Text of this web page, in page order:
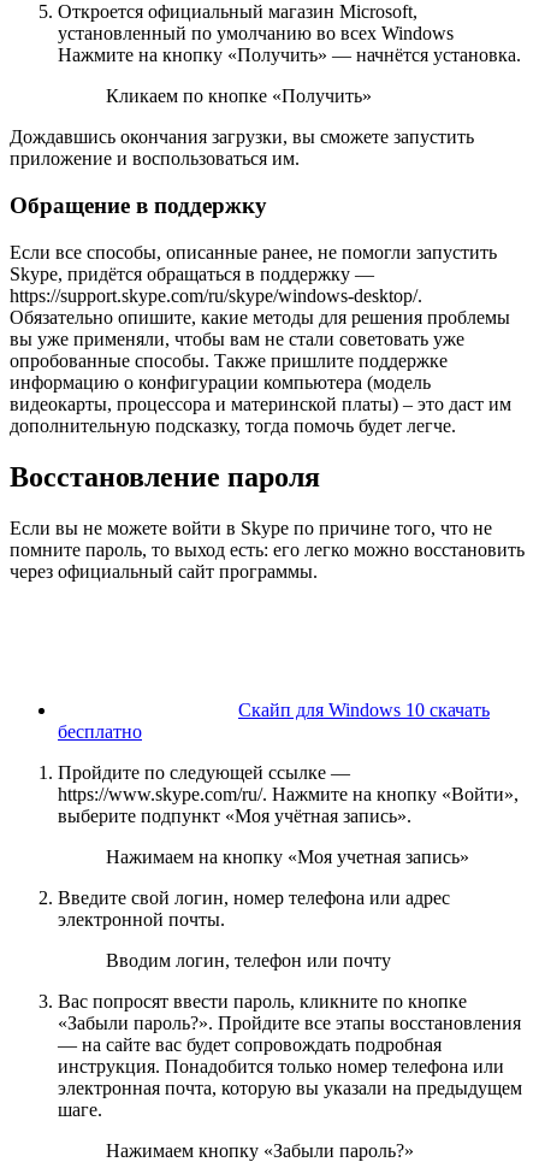
Откроется официальный магазин Microsoft,
установленный по умолчанию во всех Windows
Нажмите на кнопку «Получить» — начнётся установка.
Кликаем по кнопке «Получить»
Дождавшись окончания загрузки, вы сможете запустить
приложение и воспользоваться им.
Обращение в поддержку
Если все способы, описанные ранее, не помогли запустить
Skype, придётся обращаться в поддержку —
https://support.skype.com/ru/skype/windows-desktop/.
Обязательно опишите, какие методы для решения проблемы
вы уже применяли, чтобы вам не стали советовать уже
опробованные способы. Также пришлите поддержке
информацию о конфигурации компьютера (модель
видеокарты, процессора и материнской платы) – это даст им
дополнительную подсказку, тогда помочь будет легче.
Восстановление пароля
Если вы не можете войти в Skype по причине того, что не
помните пароль, то выход есть: его легко можно восстановить
через официальный сайт программы.
Скайп для Windows 10 скачать
бесплатно
Пройдите по следующей ссылке —
https://www.skype.com/ru/. Нажмите на кнопку «Войти»,
выберите подпункт «Моя учётная запись».
Нажимаем на кнопку «Моя учетная запись»
Введите свой логин, номер телефона или адрес
электронной почты.
Вводим логин, телефон или почту
Вас попросят ввести пароль, кликните по кнопке
«Забыли пароль?». Пройдите все этапы восстановления
— на сайте вас будет сопровождать подробная
инструкция. Понадобится только номер телефона или
электронная почта, которую вы указали на предыдущем
шаге.
Нажимаем кнопку «Забыли пароль?»